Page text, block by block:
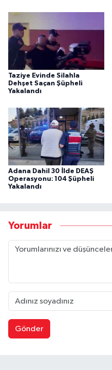
Taziye Evinde Silahla
Dehşet Saçan Şüpheli
Yakalandı
Adana Dahil 30 İlde DEAŞ
Operasyonu: 104 Şüpheli
Yakalandı
Yorumlar
Gönder